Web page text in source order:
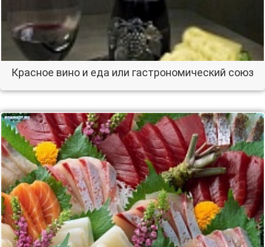
Красное вино и еда или гастрономический союз